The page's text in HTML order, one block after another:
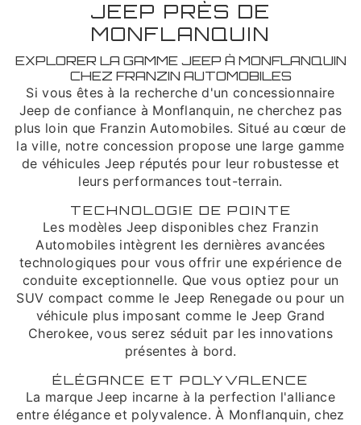
JEEP PRÈS DE
MONFLANQUIN
EXPLORER LA GAMME JEEP À MONFLANQUIN
CHEZ FRANZIN AUTOMOBILES
Si vous êtes à la recherche d'un concessionnaire
Jeep de confiance à Monflanquin, ne cherchez pas
plus loin que Franzin Automobiles. Situé au cœur de
la ville, notre concession propose une large gamme
de véhicules Jeep réputés pour leur robustesse et
leurs performances tout-terrain.
TECHNOLOGIE DE POINTE
Les modèles Jeep disponibles chez Franzin
Automobiles intègrent les dernières avancées
technologiques pour vous offrir une expérience de
conduite exceptionnelle. Que vous optiez pour un
SUV compact comme le Jeep Renegade ou pour un
véhicule plus imposant comme le Jeep Grand
Cherokee, vous serez séduit par les innovations
présentes à bord.
ÉLÉGANCE ET POLYVALENCE
La marque Jeep incarne à la perfection l'alliance
entre élégance et polyvalence. À Monflanquin, chez